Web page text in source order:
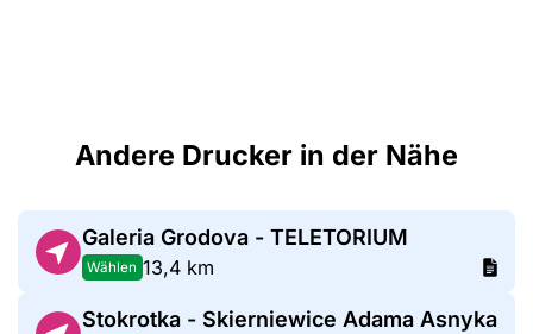
Andere Drucker in der Nähe
Galeria Grodova - TELETORIUM
Wählen 13,4 km
Stokrotka - Skierniewice Adama Asnyka